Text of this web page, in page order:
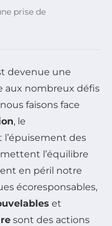
prise de
devenue une
aux nombreux défis
faisons face
, le
l’épuisement des
l’équilibre
en péril notre
écoresponsables,
et
sont des actions